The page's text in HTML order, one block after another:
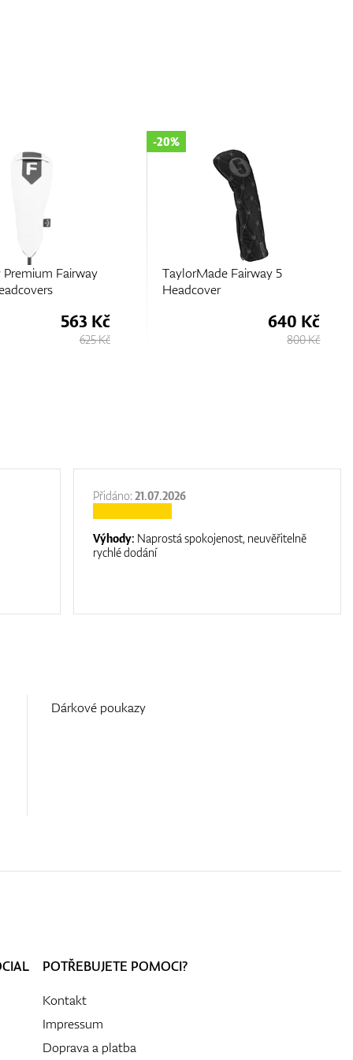
Fairway 5
640 Kč
800 Kč
Callaway Premium Fairway
Wood Headcovers
-10%
563 Kč
625 Kč
Přidáno:21.07.2026
Výhody: Naprostá spokojenost, neuvěřitelně
rychlé dodání
Dárkové poukazy
POTŘEBUJETE POMOCI?
Kontakt
Impressum
Doprava a platba